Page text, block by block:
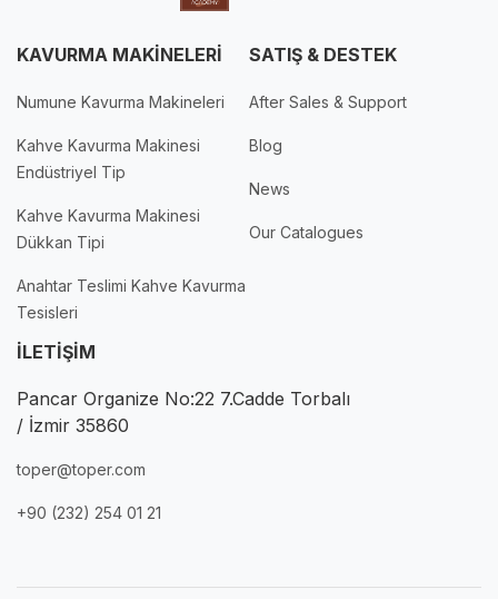
KAVURMA MAKİNELERİ
Numune Kavurma Makineleri
Kahve Kavurma Makinesi
Endüstriyel Tip
Kahve Kavurma Makinesi
Dükkan Tipi
Anahtar Teslimi Kahve Kavurma
Tesisleri
SATIŞ & DESTEK
After Sales & Support
Blog
News
Our Catalogues
İLETİŞİM
Pancar Organize No:22 7.Cadde Torbalı
/ İzmir 35860
toper@toper.com
+90 (232) 254 01 21